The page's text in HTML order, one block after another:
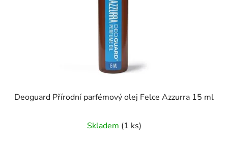
Deoguard Přírodní parfémový olej Felce Azzurra 15 ml
Skladem (1 ks)